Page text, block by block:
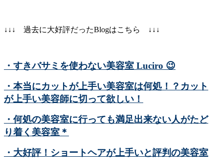
↓↓↓ 過去に大好評だったBlogはこちら ↓↓↓
・すきバサミを使わない美容室 Luciro 😉
・本当にカットが上手い美容室は何処！？カット
が上手い美容師に切って欲しい！
・何処の美容室に行っても満足出来ない人がたど
り着く美容室＊
・大好評！ショートヘアが上手いと評判の美容室